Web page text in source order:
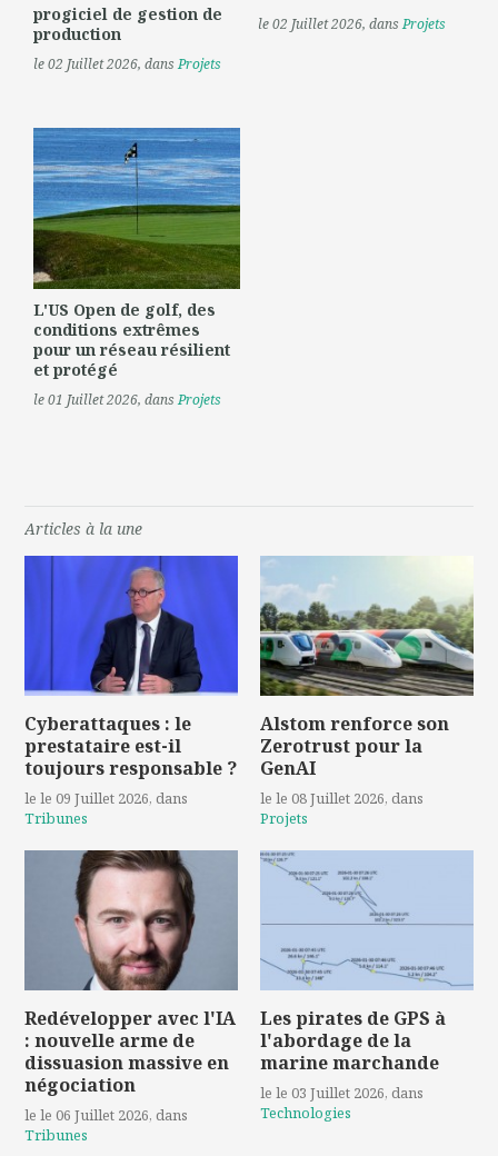
progiciel de gestion de
production
le 02 Juillet 2026, dansProjets
le 02 Juillet 2026, dansProjets
L'US Open de golf, des
conditions extrêmes
pour un réseau résilient
et protégé
le 01 Juillet 2026, dansProjets
Articles à la une
Cyberattaques : le
prestataire est-il
toujours responsable ?
le le 09 Juillet 2026, dans
Tribunes
Alstom renforce son
Zerotrust pour la
GenAI
le le 08 Juillet 2026, dans
Projets
Redévelopper avec l'IA
: nouvelle arme de
dissuasion massive en
négociation
le le 06 Juillet 2026, dans
Tribunes
Les pirates de GPS à
l'abordage de la
marine marchande
le le 03 Juillet 2026, dans
Technologies